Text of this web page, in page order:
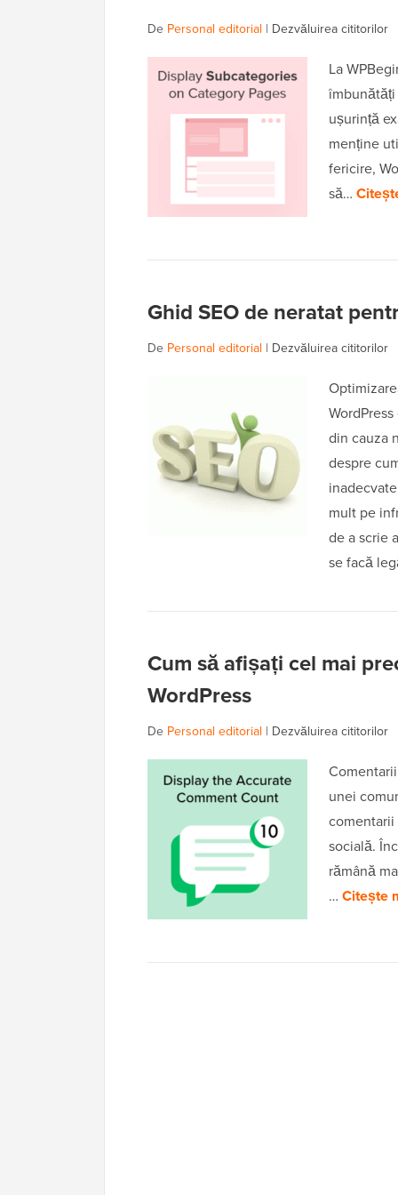
De Personal editorial | Dezvăluirea cititorilor
La
ușurință
menține
fericire,
să…
Ghid SEO de neratat
De Personal editorial | Dezvăluirea cititorilor
din cauza
despre
mult pe
de a scrie
se facă
Cum să afișați cel mai
WordPress
De Personal editorial | Dezvăluirea cititorilor
unei
socială.
rămână
… Citește